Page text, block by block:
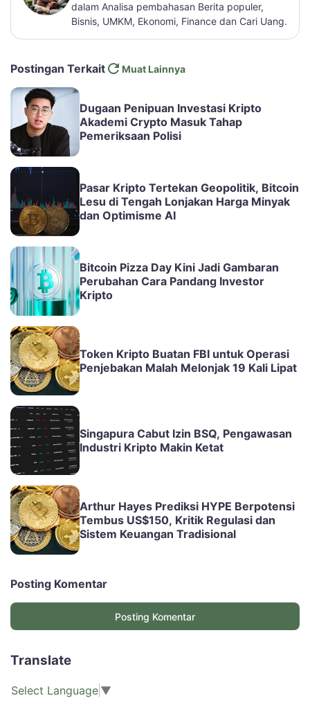
dalam Analisa pembahasan Berita populer,
Bisnis, UMKM, Ekonomi, Finance dan Cari Uang.
Postingan Terkait Muat Lainnya
Dugaan Penipuan Investasi Kripto
Akademi Crypto Masuk Tahap
Pemeriksaan Polisi
Pasar Kripto Tertekan Geopolitik, Bitcoin
Lesu di Tengah Lonjakan Harga Minyak
dan Optimisme AI
Bitcoin Pizza Day Kini Jadi Gambaran
Perubahan Cara Pandang Investor
Kripto
Token Kripto Buatan FBI untuk Operasi
Penjebakan Malah Melonjak 19 Kali Lipat
Singapura Cabut Izin BSQ, Pengawasan
Industri Kripto Makin Ketat
Arthur Hayes Prediksi HYPE Berpotensi
Tembus US$150, Kritik Regulasi dan
Sistem Keuangan Tradisional
Posting Komentar
Posting Komentar
Translate
Select Language ▼